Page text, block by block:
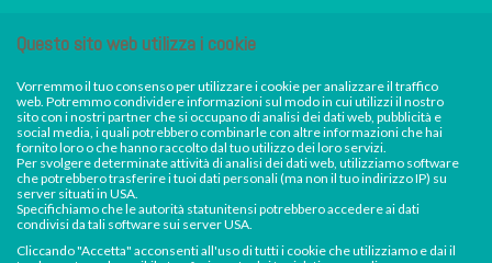
informato dei nuovi piatti dei
nostri eventi, di sconti e promozioni in atto
FacebookInstagram
Questo sito web utilizza i cookie
Vorremmo il tuo consenso per utilizzare i cookie per analizzare il traffico
web. Potremmo condividere informazioni sul modo in cui utilizzi il nostro
sito con i nostri partner che si occupano di analisi dei dati web, pubblicità e
social media, i quali potrebbero combinarle con altre informazioni che hai
fornito loro o che hanno raccolto dal tuo utilizzo dei loro servizi.
Per svolgere determinate attività di analisi dei dati web, utilizziamo software
che potrebbero trasferire i tuoi dati personali (ma non il tuo indirizzo IP) su
server situati in USA.
Specifichiamo che le autorità statunitensi potrebbero accedere ai dati
condivisi da tali software sui server USA.
Cliccando "Accetta" acconsenti all'uso di tutti i cookie che utilizziamo e dai il